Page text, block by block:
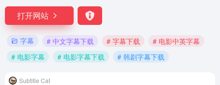
打开网站
字幕 # 中文字幕下载 # 字幕下载
# 电影中英字幕
# 电影字幕
# 电影字幕下载 # 韩剧字幕下载
Subtitle Cat